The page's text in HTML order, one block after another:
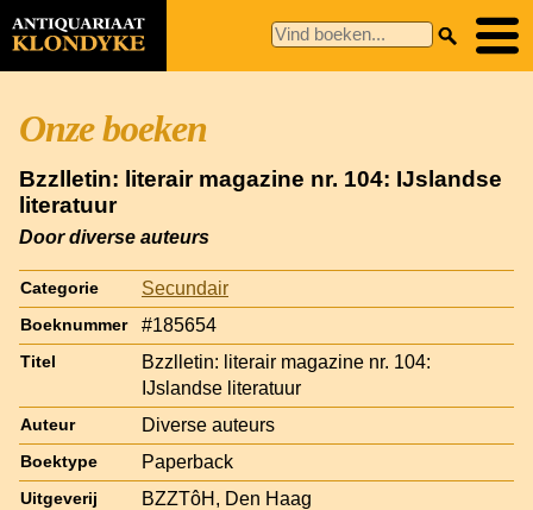
Onze boeken
Bzzlletin: literair magazine nr. 104: IJslandse
literatuur
Door diverse auteurs
Categorie Secundair
Boeknummer #185654
Titel
Bzzlletin: literair magazine nr. 104:
IJslandse literatuur
Auteur Diverse auteurs
Boektype Paperback
Uitgeverij BZZTôH, Den Haag